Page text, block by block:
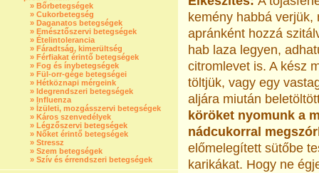
» Bőrbetegségek
» Cukorbetegség
» Daganatos betegségek
» Emésztőszervi betegségek
» Ételintolerancia
» Fáradtság, kimerültség
» Férfiakat érintő betegségek
» Fog és ínybetegségek
» Fül-orr-gége betegségei
» Hétköznapi mérgeink
» Idegrendszeri betegségek
» Influenza
» Ízületi, mozgásszervi betegségek
» Káros szenvedélyek
» Légzőszervi betegségek
» Nőket érintő betegségek
» Stressz
» Szem betegségek
» Szív és érrendszeri betegségek
kemény habbá verjük,
apránként hozzá
hab laza legyen,
citromlevet is. A kész
töltjük, vagy egy
aljára miután
köröket nyomunk a
nádcukorral
előmelegített sütőbe
karikákat. Hogy ne